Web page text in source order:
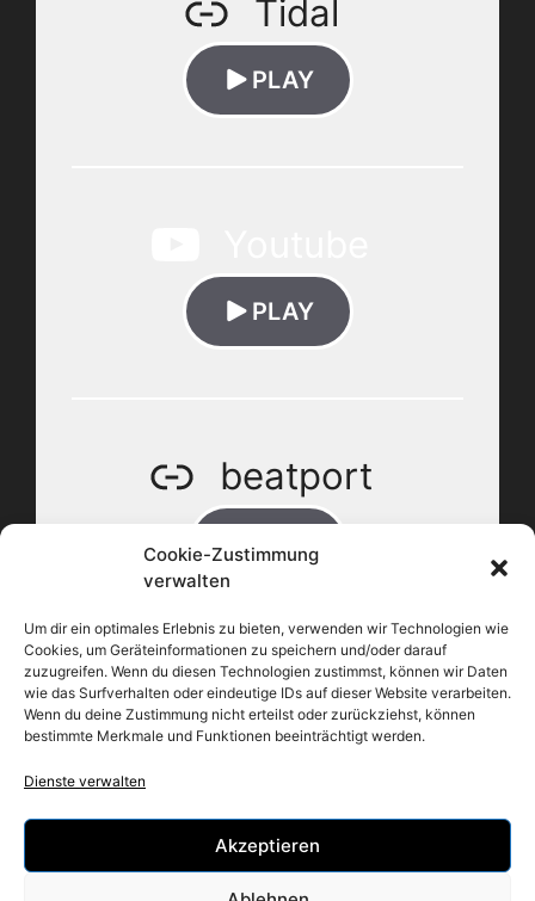
Cookie-Zustimmung
verwalten
Um dir ein optimales Erlebnis zu bieten, verwenden wir Technologien wie
Cookies, um Geräteinformationen zu speichern und/oder darauf
zuzugreifen. Wenn du diesen Technologien zustimmst, können wir Daten
wie das Surfverhalten oder eindeutige IDs auf dieser Website verarbeiten.
Wenn du deine Zustimmung nicht erteilst oder zurückziehst, können
bestimmte Merkmale und Funktionen beeinträchtigt werden.
Dienste verwalten
Akzeptieren
Tidal
PLAY
PLAY
beatport
BUY
apple music